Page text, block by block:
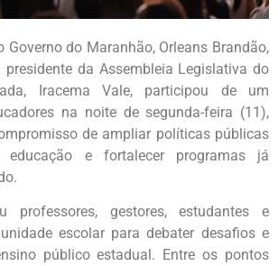
Governo do Maranhão, Orleans Brandão,
da Assembleia Legislativa do
Iracema Vale, participou de um
na noite de segunda-feira (11),
de ampliar políticas públicas
e fortalecer programas já
professores, gestores, estudantes e
escolar para debater desafios e
público estadual. Entre os pontos